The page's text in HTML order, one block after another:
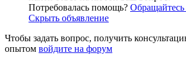
Потребовалась помощь?
Скрыть объявление
Чтобы задать вопрос, получить
опытом войдите на форум